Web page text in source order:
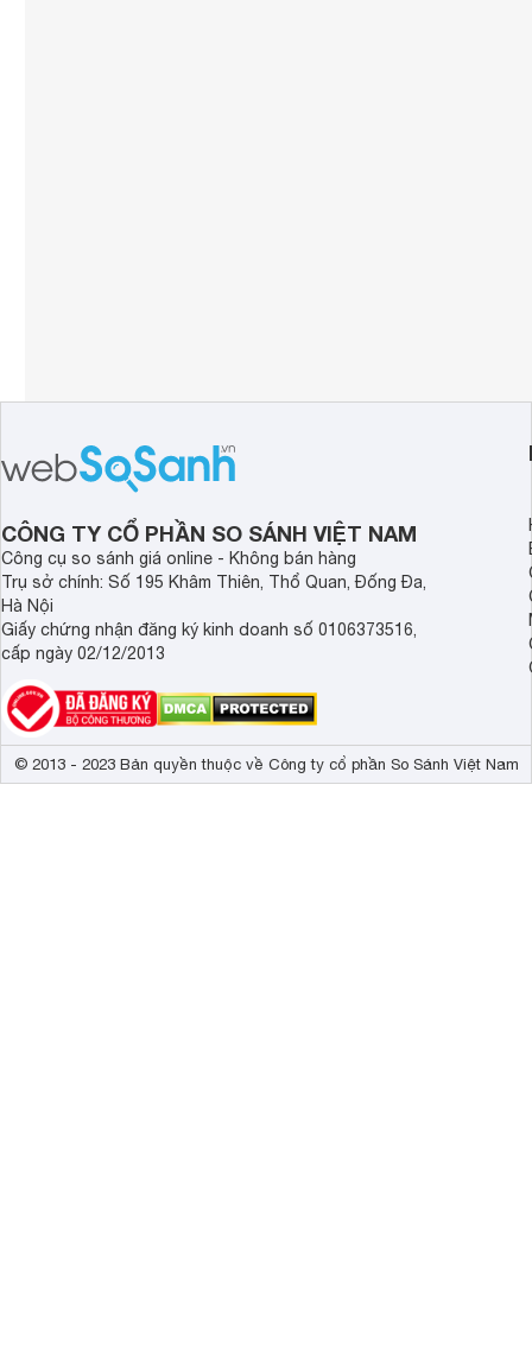
CÔNG TY CỔ PHẦN SO SÁNH VIỆT NAM
Công cụ so sánh giá online - Không bán hàng
Trụ sở chính: Số 195 Khâm Thiên, Thổ Quan, Đống Đa,
Hà Nội
Giấy chứng nhận đăng ký kinh doanh số 0106373516,
cấp ngày 02/12/2013
© 2013 - 2023 Bản quyền thuộc về Công ty cổ phần So Sánh Việt Nam